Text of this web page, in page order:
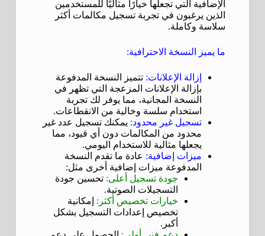
الإضافية التي تجعلها خيارًا مثاليًا للمستخدمين
الذين يرغبون في تجربة تسجيل مكالمات أكثر
سلاسة وكاملة.
ما يميز النسخة الاحترافية:
إزالة الإعلانات: تتميز النسخة المدفوعة
بإزالة الإعلانات المزعجة التي تظهر في
النسخة المجانية، مما يوفر لك تجربة
استخدام سلسة وخالية من الانقطاعات.
تسجيل غير محدود: يمكنك تسجيل عدد غير
محدود من المكالمات دون أي قيود، مما
يجعلها مثالية للاستخدام اليومي.
ميزات إضافية: عادة ما تقدم النسخة
المدفوعة ميزات إضافية أخرى مثل:
جودة تسجيل أعلى: تحسين جودة
التسجيلات الصوتية.
خيارات تخصيص أكثر: إمكانية
تخصيص إعدادات التسجيل بشكل
أكبر.